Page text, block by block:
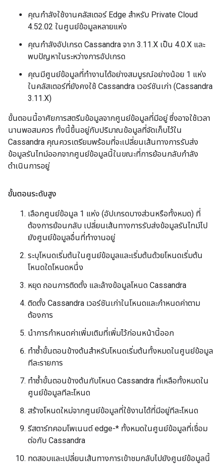
คุณกำลังใช้งานคลัสเตอร์ Edge สำหรับ Private Cloud
4.52.02 ในศูนย์ข้อมูลหลายแห่ง
คุณกำลังอัปเกรด Cassandra จาก 3.11.X เป็น 4.0.X และ
พบปัญหาในระหว่างการอัปเกรด
คุณมีศูนย์ข้อมูลที่ทำงานได้อย่างสมบูรณ์อย่างน้อย 1 แห่ง
ในคลัสเตอร์ที่ยังคงใช้ Cassandra เวอร์ชันเก่า (Cassandra
3.11.X)
ขั้นตอนนี้อาศัยการสตรีมข้อมูลจากศูนย์ข้อมูลที่มีอยู่ ซึ่งอาจใช้เวลา
นานพอสมควร ทั้งนี้ขึ้นอยู่กับปริมาณข้อมูลที่จัดเก็บไว้ใน
Cassandra คุณควรเตรียมพร้อมที่จะเปลี่ยนเส้นทางการรับส่ง
ข้อมูลรันไทม์ออกจากศูนย์ข้อมูลนี้ในขณะที่การย้อนกลับกำลัง
ดำเนินการอยู่
ขั้นตอนระดับสูง
เลือกศูนย์ข้อมูล 1 แห่ง (อัปเกรดบางส่วนหรือทั้งหมด) ที่
ต้องการย้อนกลับ เปลี่ยนเส้นทางการรับส่งข้อมูลรันไทม์ไป
ยังศูนย์ข้อมูลอื่นที่ทำงานอยู่
ระบุโหนดเริ่มต้นในศูนย์ข้อมูลและเริ่มต้นด้วยโหนดเริ่มต้น
โหนดใดโหนดหนึ่ง
หยุด ถอนการติดตั้ง และล้างข้อมูลโหนด Cassandra
ติดตั้ง Cassandra เวอร์ชันเก่าในโหนดและกำหนดค่าตาม
ต้องการ
นำการกำหนดค่าเพิ่มเติมที่เพิ่มไว้ก่อนหน้านี้ออก
ทำซ้ำขั้นตอนข้างต้นสำหรับโหนดเริ่มต้นทั้งหมดในศูนย์ข้อมูล
ทีละรายการ
ทำซ้ำขั้นตอนข้างต้นกับโหนด Cassandra ที่เหลือทั้งหมดใน
ศูนย์ข้อมูลทีละโหนด
สร้างโหนดใหม่จากศูนย์ข้อมูลที่ใช้งานได้ที่มีอยู่ทีละโหนด
รีสตาร์ทคอมโพเนนต์ edge-* ทั้งหมดในศูนย์ข้อมูลที่เชื่อม
ต่อกับ Cassandra
ทดสอบและเปลี่ยนเส้นทางการเข้าชมกลับไปยังศูนย์ข้อมูลนี้